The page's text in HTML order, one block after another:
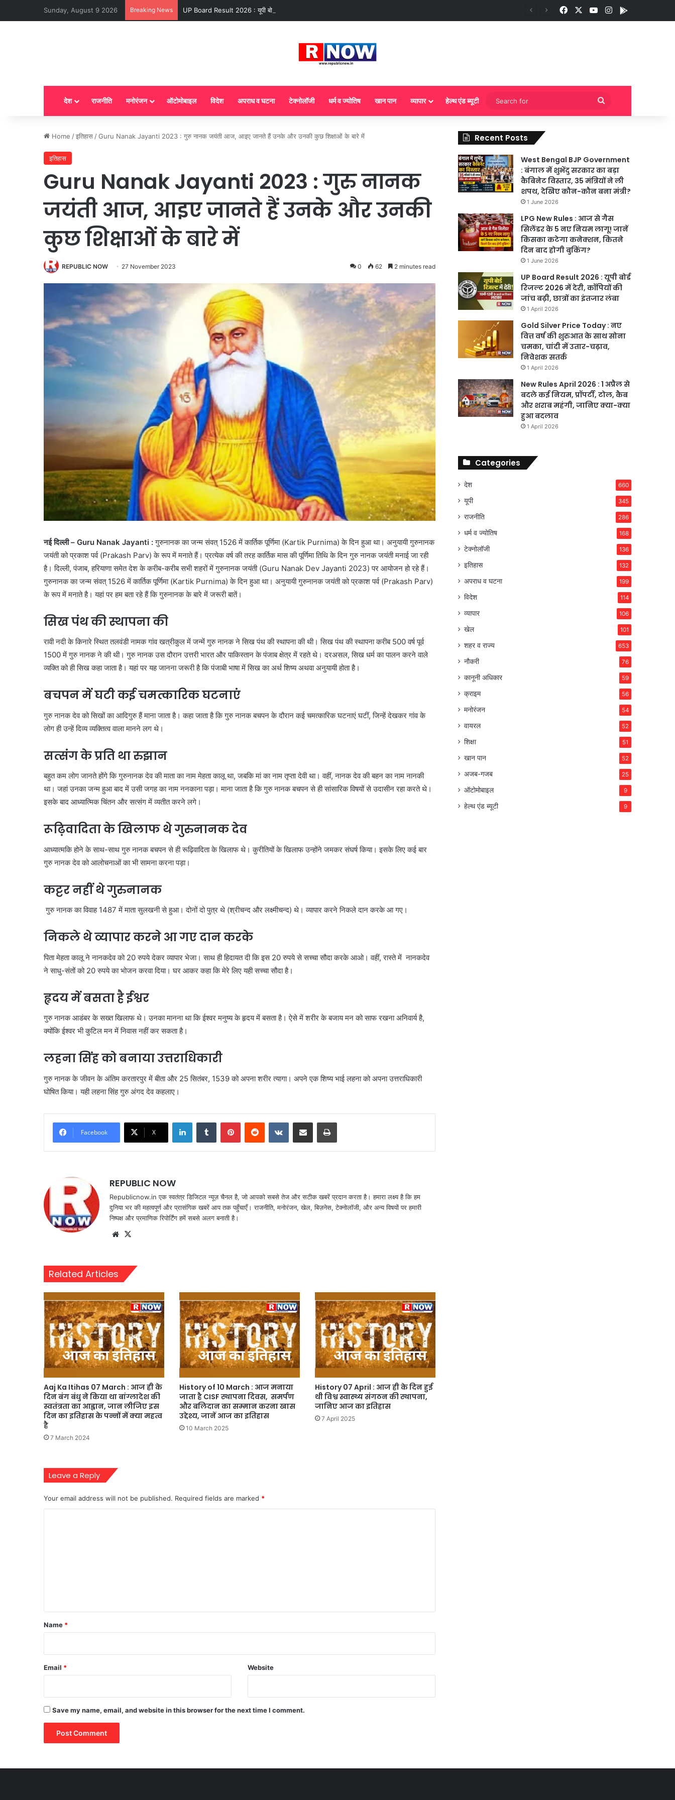
Sunday, August 9 2026 Breaking News UP Board Result 2026 : यूपी बोर्ड रिजल्ट 2026 में देरी, कॉपियों की जांच बढ़ी, छात्रों का इंतजार लंबा FacebookYouTubeInstagram
देश राजनीति मनोरंजन ऑटोमोबाइल विदेश अपराध व घटना टेक्नोलॉजी धर्म व ज्योतिष खान पान व्यापार हेल्थ एंड ब्यूटी
Search
for
Home /इतिहास /Guru Nanak Jayanti 2023 : गुरु नानक जयंती आज, आइए जानते हैं उनके और उनकी कुछ शिक्षाओं के बारे में
इतिहास
Guru Nanak Jayanti 2023 : गुरु नानक
जयंती आज, आइए जानते हैं उनके और उनकी
कुछ शिक्षाओं के बारे में
REPUBLIC NOW 27 November 2023 0 62 2 minutes read
नई दिल्ली – Guru Nanak Jayanti :गुरुनानक का जन्म संवत् 1526 में कार्तिक पूर्णिमा (Kartik Purnima) के दिन हुआ था। अनुयायी गुरुनानक
जयंती को प्रकाश पर्व (Prakash Parv) के रूप में मनाते हैं। प्रत्येक वर्ष की तरह कार्तिक मास की पूर्णिमा तिथि के दिन गुरु नानक जयंती मनाई जा रही
है। दिल्ली, पंजाब, हरियाणा समेत देश के करीब-करीब सभी शहरों में गुरुनानक जयंती (Guru Nanak Dev Jayanti 2023) पर आयोजन हो रहे हैं।
गुरुनानक का जन्म संवत् 1526 में कार्तिक पूर्णिमा (Kartik Purnima) के दिन हुआ था। अनुयायी गुरुनानक जयंती को प्रकाश पर्व (Prakash Parv)
के रूप में मनाते है। यहां पर हम बता रहे हैं कि गुरुनानक के बारे में जरूरी बातें।
सिख पंथ की स्थापना की
रावी नदी के किनारे स्थित तलवंडी नामक गांव खत्रीकुल में जन्में गुरु नानक ने सिख पंथ की स्थापना की थी। सिख पंथ की स्थापना करीब 500 वर्ष पूर्व
1500 में गुरु नानक ने की थी। गुरु नानक उस दौरान उत्तरी भारत और पाकिस्तान के पंजाब क्षेत्र में रहते थे। दरअसल, सिख धर्म का पालन करने वाले
व्यक्ति को ही सिख कहा जाता है। यहां पर यह जानना जरूरी है कि पंजाबी भाषा में सिख का अर्थ शिष्य अथवा अनुयायी होता है।
बचपन में घटी कई चमत्कारिक घटनाएं
गुरु नानक देव को सिखों का आदिगुरु हैं माना जाता है। कहा जाता है कि गुरु नानक बचपन के दौरान कई चमत्कारिक घटनाएं घटीं, जिन्हें देखकर गांव के
लोग ही उन्हें दिव्य व्यक्तित्व वाला मानने लग थे।
सत्संग के प्रति था रुझान
बहुत कम लोग जानते होंगे कि गुरुनानक देव की माता का नाम मेहता कालू था, जबकि मां का नाम तृप्ता देवी था। वहीं, नानक देव की बहन का नाम नानकी
था। जहां उनका जन्म हुआ बाद में उसी जगह का नाम ननकाना पड़ा। माना जाता है कि गुरु नानक बचपन से ही सांसारिक विषयों से उदासीन रहा करते थे।
इसके बाद आध्यात्मिक चिंतन और सत्संग में व्यतीत करने लगे।
रूढ़िवादिता के खिलाफ थे गुरुनानक देव
आध्यात्मकि होने के साथ-साथ गुरु नानक बचपन से ही रूढ़िवादिता के खिलाफ थे। कुरीतियों के खिलाफ उन्होंने जमकर संघर्ष किया। इसके लिए कई बार
गुरु नानक देव को आलोचनाओं का भी सामना करना पड़ा।
कट्टर नहीं थे गुरुनानक
गुरु नानक का विवाह 1487 में माता सुलखनी से हुआ। दोनों दो पुत्र थे (श्रीचन्द और लक्ष्मीचन्द) थे। व्यापार करने निकले दान करके आ गए।
निकले थे व्यापार करने आ गए दान करके
पिता मेहता कालू ने नानकदेव को 20 रुपये देकर व्यापार भेजा। साथ ही हिदायत दी कि इस 20 रुपये से सच्चा सौदा करके आओ। वहीं, रास्ते में नानकदेव
ने साधु-संतों को 20 रुपये का भोजन करवा दिया। घर आकर कहा कि मेरे लिए यही सच्चा सौदा है।
हृदय में बसता है ईश्वर
गुरु नानक आडंबर के सख्त खिलाफ थे। उनका मानना था कि ईश्वर मनुष्य के हृदय में बसता है। ऐसे में शरीर के बजाय मन को साफ रखना अनिवार्य है,
क्योंकि ईश्वर भी कुटिल मन में निवास नहीं कर सकता है।
लहना सिंह को बनाया उत्तराधिकारी
गुरु नानक के जीवन के अंतिम करतारपुर में बीता और 25 सितंबर, 1539 को अपना शरीर त्यागा। अपने एक शिष्य भाई लहना को अपना उत्तराधिकारी
घोषित किया। यही लहना सिंह गुरु अंगद देव कहलाए।
Facebook X
LinkedInTumblr PinterestReddit VKontakteShare via Email Print
REPUBLIC NOW
Republicnow.in एक स्वतंत्र डिजिटल न्यूज़ चैनल है, जो आपको सबसे तेज और सटीक खबरें प्रदान करता है। हमारा लक्ष्य है कि हम
दुनिया भर की महत्वपूर्ण और प्रासंगिक खबरें आप तक पहुँचाएँ। राजनीति, मनोरंजन, खेल, बिज़नेस, टेक्नोलॉजी, और अन्य विषयों पर हमारी
निष्पक्ष और प्रमाणिक रिपोर्टिंग हमें सबसे अलग बनाती है।
Website
Related Articles
Aaj Ka Itihas 07 March : आज ही के
दिन बंग बंधु ने किया था बांग्लादेश की
स्वतंत्रता का आह्वान, जान लीजिए इस
दिन का इतिहास के पन्नों में क्या महत्व
है
7 March 2024
History of 10 March : आज मनाया
जाता है CISF स्थापना दिवस, समर्पण
और बलिदान का सम्मान करना खास
उद्देश्य, जानें आज का इतिहास
10 March 2025
History 07 April : आज ही के दिन हुई
थी विश्व स्वास्थ्य संगठन की स्थापना,
जानिए आज का इतिहास
7 April 2025
Leave a Reply
Your email address will not be published. Required fields are marked *
*
Name *
Email * Website
Save my name, email, and website in this browser for the next time I comment.
Recent Posts
West Bengal BJP Government
: बंगाल में शुभेंदु सरकार का बड़ा
कैबिनेट विस्तार, 35 मंत्रियों ने ली
शपथ, देखिए कौन-कौन बना मंत्री?
1 June 2026
LPG New Rules : आज से गैस
सिलेंडर के 5 नए नियम लागू! जानें
किसका कटेगा कनेक्शन, कितने
दिन बाद होगी बुकिंग?
1 June 2026
UP Board Result 2026 : यूपी बोर्ड
रिजल्ट 2026 में देरी, कॉपियों की
जांच बढ़ी, छात्रों का इंतजार लंबा
1 April 2026
Gold Silver Price Today : नए
वित्त वर्ष की शुरुआत के साथ सोना
चमका, चांदी में उतार-चढ़ाव,
निवेशक सतर्क
1 April 2026
New Rules April 2026 : 1 अप्रैल से
बदले कई नियम, प्रॉपर्टी, टोल, कैब
और शराब महंगी, जानिए क्या-क्या
हुआ बदलाव
1 April 2026
Categories
देश 660
यूपी 345
राजनीति 286
धर्म व ज्योतिष 168
टेक्नोलॉजी 136
इतिहास 132
अपराध व घटना 199
विदेश 114
व्यापार 106
खेल 101
शहर व राज्य 653
नौकरी 76
कानूनी अधिकार 59
क्राइम 56
मनोरंजन 54
वायरल 52
शिक्षा 51
खान पान 52
अजब-गजब 25
ऑटोमोबाइल 9
हेल्थ एंड ब्यूटी 9